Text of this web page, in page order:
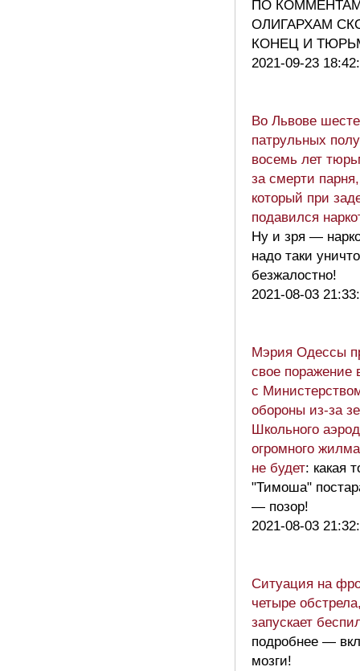
ПО
ОЛИГАРХАМ
КОНЕЦ И
2021-09-23
Во Львове
патрульных
восемь лет
за смерти парня,
который при
подавился
Ну и зря —
надо таки
безжалостно!
2021-08-03
Мэрия Одессы
свое поражение
с
обороны из-за
Школьного
огромного
не будет: какая
"Тимоша"
— позор!
2021-08-03
Ситуация на
четыре
запускает
подробнее —
мозги!